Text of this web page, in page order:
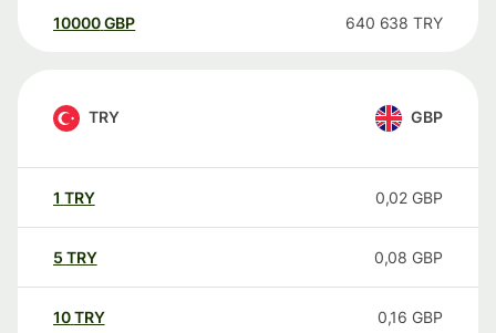
10000 GBP 640 638 TRY
TRY GBP
1 TRY 0,02 GBP
5 TRY 0,08 GBP
10TRY 0,16 GBP